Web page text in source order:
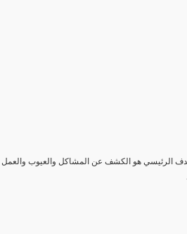
الرئيسي هو الكشف عن المشاكل والعيوب والعمل